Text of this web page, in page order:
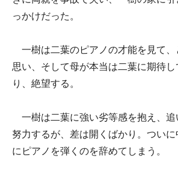
っかけだった。
一樹は二葉のピアノの才能を見て、
思い、そして母が本当は二葉に期待
り、絶望する。
一樹は二葉に強い劣等感を抱え、追
努力するが、差は開くばかり。ついに
にピアノを弾くのを辞めてしまう。